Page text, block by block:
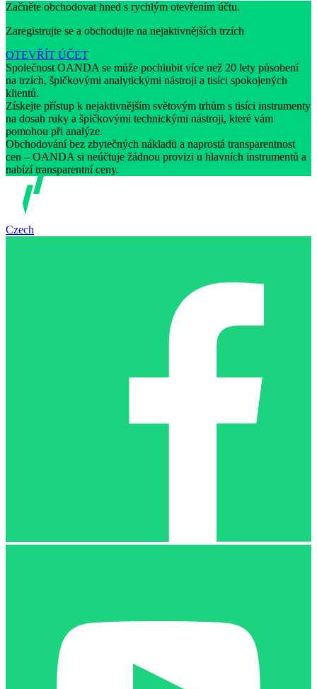
Začněte obchodovat hned s rychlým otevřením účtu.
Zaregistrujte se a obchodujte na nejaktivnějších trzích
OTEVŘÍT ÚČET
Společnost OANDA se může pochlubit více než 20 lety působení
na trzích, špičkovými analytickými nástroji a tisíci spokojených
klientů.
Získejte přístup k nejaktivnějším světovým trhům s tisíci instrumenty
na dosah ruky a špičkovými technickými nástroji, které vám
pomohou při analýze.
Obchodování bez zbytečných nákladů a naprostá transparentnost
cen – OANDA si neúčtuje žádnou provizi u hlavních instrumentů a
nabízí transparentní ceny.
Czech